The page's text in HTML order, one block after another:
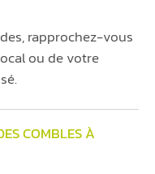
rapprochez-vous
ou de votre
COMBLES À